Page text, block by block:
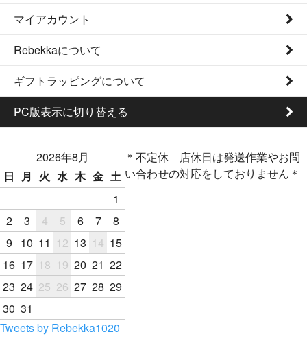
マイアカウント
Rebekkaについて
ギフトラッピングについて
PC版表示に切り替える
2026年8月
日
月 火 水 木 金 土
1
2
3 4 5 6 7
8
9
10 11 12 13 14 15
16 17 18 19 20 21 22
23 24 25 26 27 28 29
30 31
＊不定休 店休日は発送作業やお問
い合わせの対応をしておりません＊
Tweets by Rebekka1020